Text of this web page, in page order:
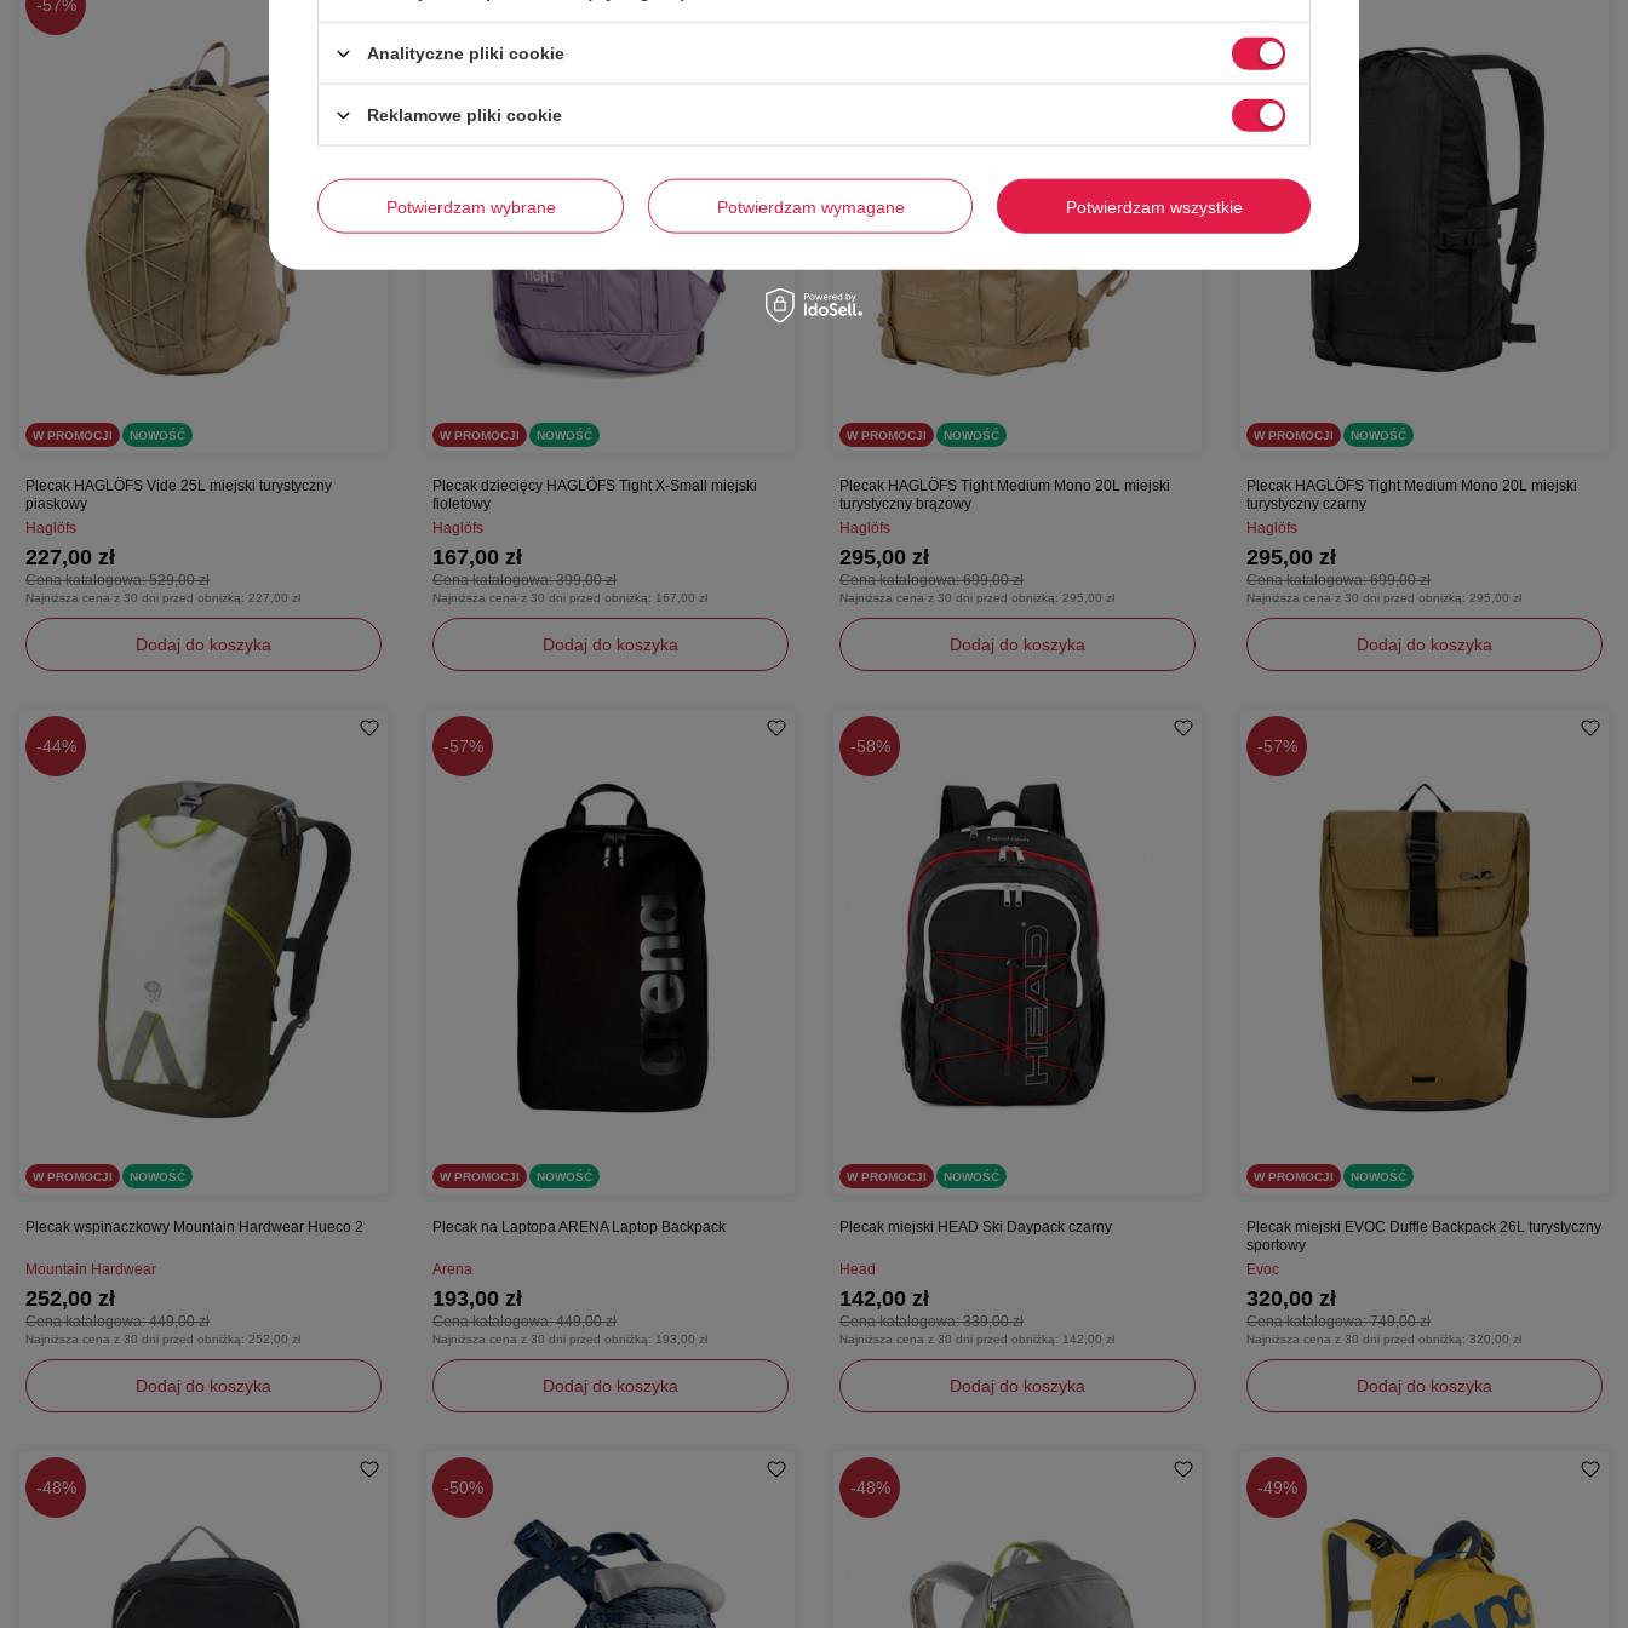
-57%
W PROMOCJI NOWOŚĆ
Plecak HAGLÖFS Vide 25L miejski turystyczny
piaskowy
Haglöfs
Cena katalogowa:529,00 zł
227,00 zł
Najniższa cena z 30 dni przed obniżką: 227,00 zł
Dodaj do koszyka
uniwersalny
W PROMOCJI NOWOŚĆ
Plecak dziecięcy HAGLÖFS Tight X-Small miejski
fioletowy
Haglöfs
Cena katalogowa:399,00 zł
167,00 zł
Najniższa cena z 30 dni przed obniżką: 167,00 zł
Dodaj do koszyka
uniwersalny
W PROMOCJI NOWOŚĆ
Plecak HAGLÖFS Tight Medium Mono 20L miejski
turystyczny brązowy
Haglöfs
Cena katalogowa:699,00 zł
295,00 zł
Najniższa cena z 30 dni przed obniżką: 295,00 zł
Dodaj do koszyka
uniwersalny
-
W PROMOCJI NOWOŚĆ
Plecak HAGLÖFS Tight Medium Mono 20L miejski
turystyczny czarny
Haglöfs
Cena katalogowa:699,00 zł
295,00 zł
Najniższa cena z 30 dni przed obniżką: 295,00 zł
Dodaj do koszyka
uniwersalny
-44%
W PROMOCJI NOWOŚĆ
Plecak wspinaczkowy Mountain Hardwear Hueco 2
Mountain Hardwear
Cena katalogowa:449,00 zł
252,00 zł
Najniższa cena z 30 dni przed obniżką: 252,00 zł
Dodaj do koszyka
uniwersalny
-57%
W PROMOCJI NOWOŚĆ
Plecak na Laptopa ARENA Laptop Backpack
Arena
Cena katalogowa:449,00 zł
193,00 zł
Najniższa cena z 30 dni przed obniżką: 193,00 zł
Dodaj do koszyka
uniwersalny
-58%
W PROMOCJI NOWOŚĆ
Plecak miejski HEAD Ski Daypack czarny
Head
Cena katalogowa:339,00 zł
142,00 zł
Najniższa cena z 30 dni przed obniżką: 142,00 zł
Dodaj do koszyka
uniwersalny
-57%
W PROMOCJI NOWOŚĆ
Plecak miejski EVOC Duffle Backpack 26L turystyczny
sportowy
Evoc
Cena katalogowa:749,00 zł
320,00 zł
Najniższa cena z 30 dni przed obniżką: 320,00 zł
Dodaj do koszyka
uniwersalny
-48% -50% -48% -49%
Analityczne pliki cookie
Reklamowe pliki cookie
Potwierdzam wybrane Potwierdzam wymagane Potwierdzam wszystkie